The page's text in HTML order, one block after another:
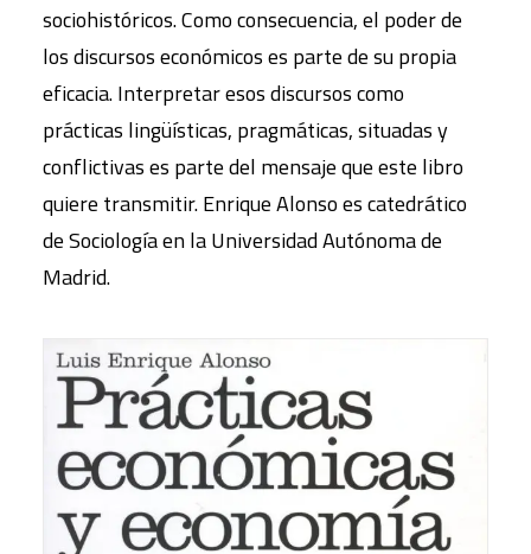
sociohistóricos. Como consecuencia, el poder de
los discursos económicos es parte de su propia
eficacia. Interpretar esos discursos como
prácticas lingüísticas, pragmáticas, situadas y
conflictivas es parte del mensaje que este libro
quiere transmitir. Enrique Alonso es catedrático
de Sociología en la Universidad Autónoma de
Madrid.